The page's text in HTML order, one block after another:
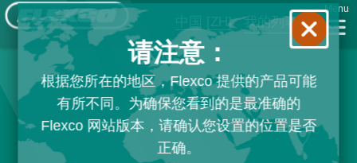
中国 [ZH] 我的列表
Menu
请注意：
根据您所在的地区，Flexco 提供的产品可能
有所不同。为确保您看到的是最准确的
Flexco 网站版本，请确认您设置的位置是否
正确。